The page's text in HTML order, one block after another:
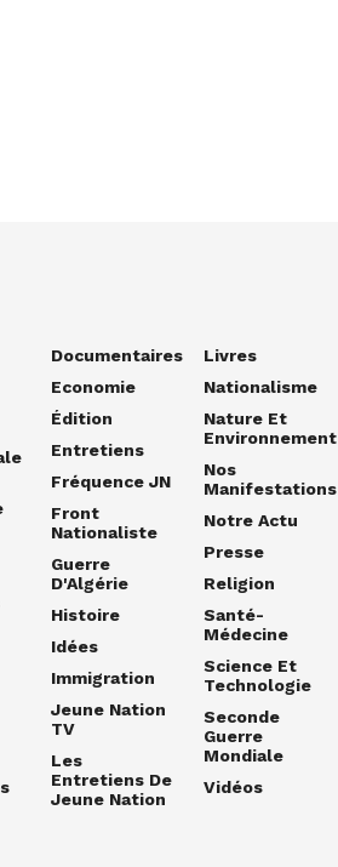
Documentaires
Economie
Édition
Entretiens
Fréquence JN
Front
Nationaliste
Guerre
D'Algérie
Histoire
Idées
Immigration
Jeune Nation
TV
Les
Entretiens De
Jeune Nation
Livres
Nationalisme
Nature Et
Environnement
Nos
Manifestations
Notre Actu
Presse
Religion
Santé-
Médecine
Science Et
Technologie
Seconde
Guerre
Mondiale
Vidéos